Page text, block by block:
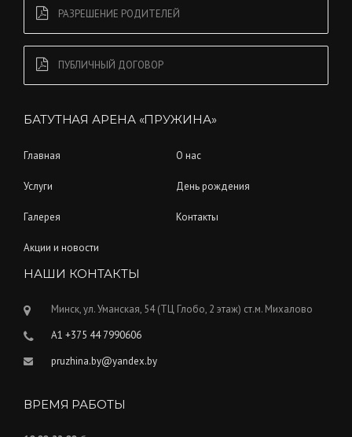
РАЗРЕШЕНИЕ РОДИТЕЛЕЙ
ПУБЛИЧНЫЙ ДОГОВОР
БАТУТНАЯ АРЕНА «ПРУЖИНА»
Главная О нас
Услуги День рождения
Галерея Контакты
Акции и новости
НАШИ КОНТАКТЫ
Минск, ул. Уманская, 54 (ТЦ Глобо, 2 этаж) ст.м. Михалово
A1 +375 44 7990606
pruzhina.by@yandex.by
ВРЕМЯ РАБОТЫ